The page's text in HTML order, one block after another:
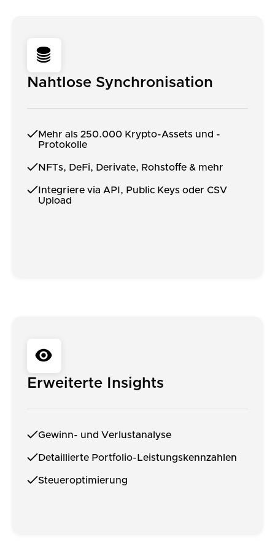
Nahtlose Synchronisation
Mehr als 250.000 Krypto-Assets und -
Protokolle
NFTs, DeFi, Derivate, Rohstoffe & mehr
Integriere via API, Public Keys oder CSV
Upload
Erweiterte Insights
Gewinn- und Verlustanalyse
Detaillierte Portfolio-Leistungskennzahlen
Steueroptimierung